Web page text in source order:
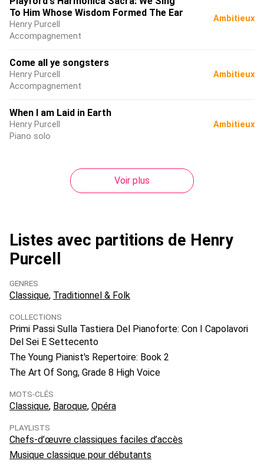
To Him Whose Wisdom Formed The Ear
Henry Purcell
Accompagnement
Ambitieux
Come all ye songsters
Henry Purcell
Accompagnement
Ambitieux
When I am Laid in Earth
Henry Purcell
Piano solo
Ambitieux
Voir plus
Listes avec partitions de Henry
Purcell
GENRES
Classique Traditionnel & Folk
COLLECTIONS
Primi Passi Sulla Tastiera Del Pianoforte: Con I Capolavori
Del Sei E Settecento
The Young Pianist's Repertoire: Book 2
The Art Of Song, Grade 8 High Voice
MOTS-CLÉS
Classique Baroque Opéra
PLAYLISTS
Chefs-d’œuvre classiques faciles d’accès
Musique classique pour débutants